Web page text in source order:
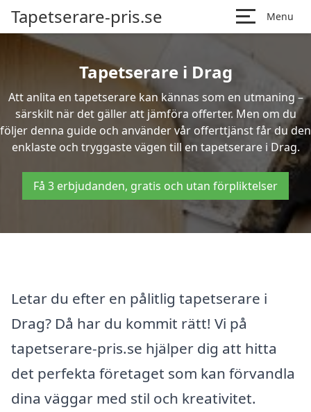
Tapetserare-pris.se Menu
Tapetserare i Drag
Att anlita en tapetserare kan kännas som en utmaning –
särskilt när det gäller att jämföra offerter. Men om du
följer denna guide och använder vår offerttjänst får du den
enklaste och tryggaste vägen till en tapetserare i Drag.
Få 3 erbjudanden, gratis och utan förpliktelser
Letar du efter en pålitlig tapetserare i
Drag? Då har du kommit rätt! Vi på
tapetserare-pris.se hjälper dig att hitta
det perfekta företaget som kan förvandla
dina väggar med stil och kreativitet.